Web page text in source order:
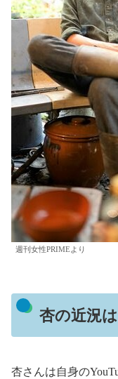
週刊女性PRIMEより
杏の近況
杏さんは自身の